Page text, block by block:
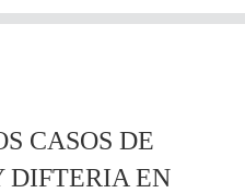
CASOS DE
DIFTERIA EN